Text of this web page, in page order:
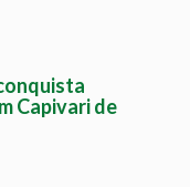
Capivari de